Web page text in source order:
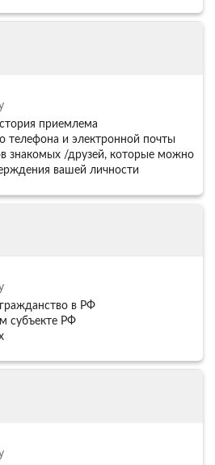
приемлема
телефона и электронной почты
знакомых /друзей, которые можно
вашей личности
в РФ
субъекте РФ